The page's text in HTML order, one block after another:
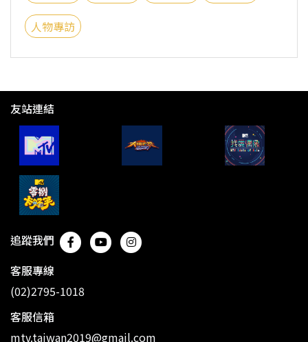
人物專訪
友站連結
追蹤我們
客服專線
(02)2795-1018
客服信箱
mtv.taiwan2019@gmail.com